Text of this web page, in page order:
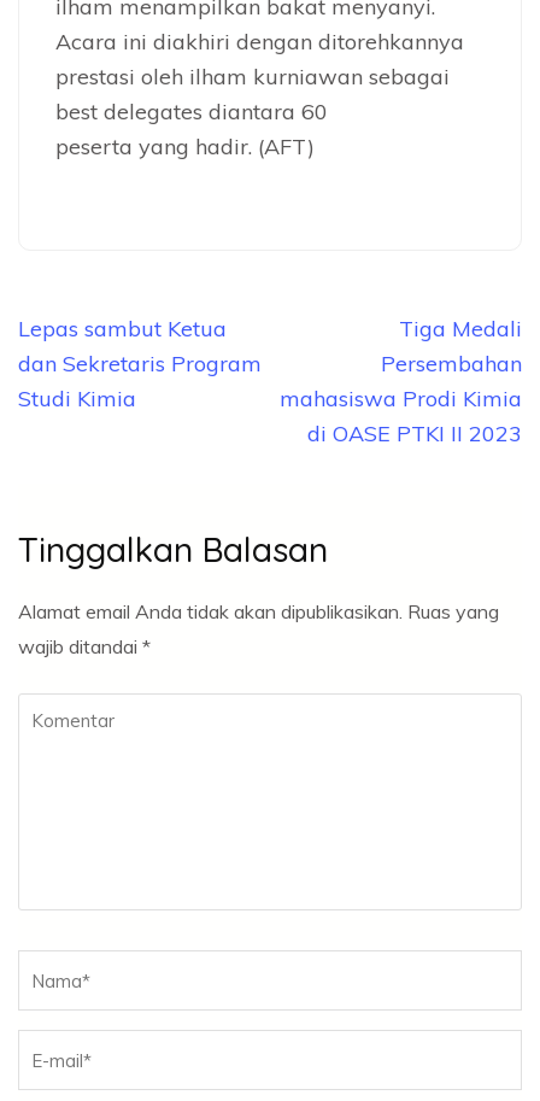
ilham menampilkan bakat menyanyi.
Acara ini diakhiri dengan ditorehkannya
prestasi oleh ilham kurniawan sebagai
best delegates diantara 60
peserta yang hadir. (AFT)
Navigasi
pos
Lepas sambut Ketua
dan Sekretaris Program
Studi Kimia
Tiga Medali
Persembahan
mahasiswa Prodi Kimia
di OASE PTKI II 2023
Tinggalkan Balasan
Alamat email Anda tidak akan dipublikasikan. Ruas yang
wajib ditandai *
Komentar